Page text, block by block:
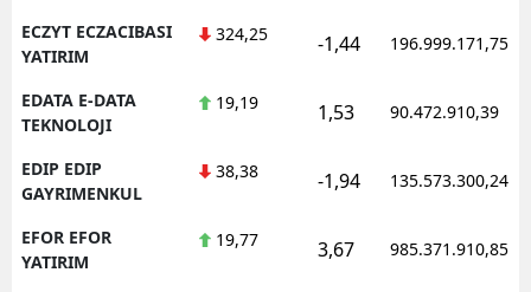
ECZYT ECZACIBASI
YATIRIM
324,25 -1,44 196.999.171,75
EDATA E-DATA
TEKNOLOJI
19,19 1,53 90.472.910,39
EDIP EDIP
GAYRIMENKUL
38,38 -1,94 135.573.300,24
EFOR EFOR
YATIRIM
19,77 3,67 985.371.910,85